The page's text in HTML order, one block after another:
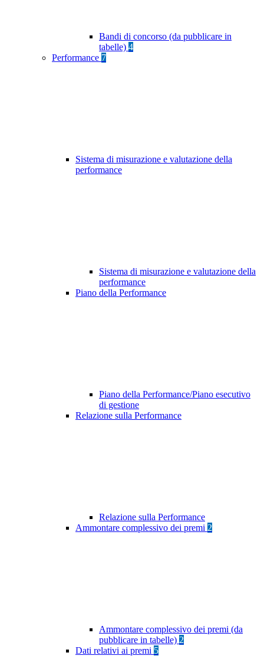
Bandi di concorso (da pubblicare in
tabelle) 4
Performance 7
Sistema di misurazione e valutazione della
performance
Sistema di misurazione e valutazione della
performance
Piano della Performance
Piano della Performance/Piano esecutivo
di gestione
Relazione sulla Performance
Relazione sulla Performance
Ammontare complessivo dei premi 2
Ammontare complessivo dei premi (da
pubblicare in tabelle) 2
Dati relativi ai premi 5